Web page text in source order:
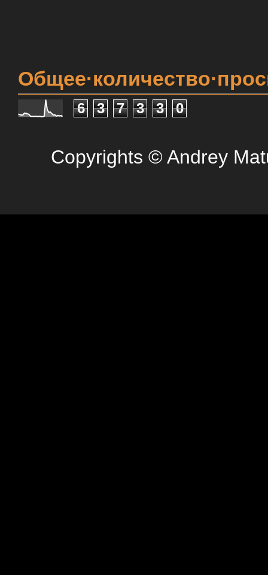
6 3 7 3 3 0
Copyrights © Andrey